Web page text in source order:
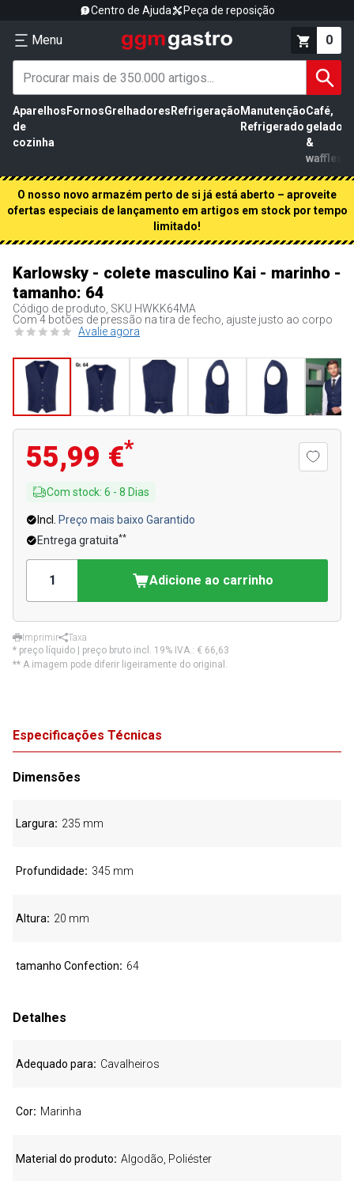
Centro de Ajuda Peça de reposição
Menu 0
Aparelhos
de
cozinha
FornosGrelhadores Refrigeração Manutenção
Refrigerado
Café,
gelados
&
waffles
O nosso novo armazém perto de si já está aberto – aproveite
ofertas especiais de lançamento em artigos em stock por tempo
limitado!
Karlowsky - colete masculino Kai - marinho -
tamanho: 64
Código de produto, SKU HWKK64MA
Com 4 botões de pressão na tira de fecho, ajuste justo ao corpo
Avalie agora
55,99 €*
Com stock: 6 - 8 Dias
Incl.
Preço mais baixo Garantido
Entrega gratuita**
Adicione ao carrinho
Imprimir
Taxa
* preço líquido | preço bruto incl. 19% IVA.: € 66,63
** A imagem pode diferir ligeiramente do original.
Especificações Técnicas
Dimensões
Largura 235 mm
Profundidade 345 mm
Altura 20 mm
tamanho Confection 64
Detalhes
Adequado para Cavalheiros
Cor Marinha
Material do produto Algodão, Poliéster